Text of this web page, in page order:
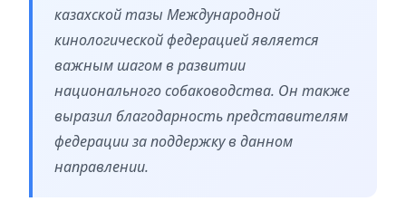
казахской тазы Международной
кинологической федерацией является
важным шагом в развитии
национального собаководства. Он также
выразил благодарность представителям
федерации за поддержку в данном
направлении.